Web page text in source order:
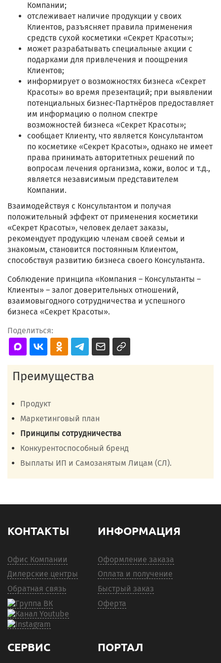
Компании;
отслеживает наличие продукции у своих
Клиентов, разъясняет правила применения
средств сухой косметики «Секрет Красоты»;
может разрабатывать специальные акции с
подарками для привлечения и поощрения
Клиентов;
информирует о возможностях бизнеса «Секрет
Красоты» во время презентаций; при выявлении
потенциальных бизнес-Партнёров предоставляет
им информацию о полном спектре
возможностей бизнеса «Секрет Красоты»;
сообщает Клиенту, что является Консультантом
по косметике «Секрет Красоты», однако не имеет
права принимать авторитетных решений по
вопросам лечения организма, кожи, волос и т.д.,
является независимым представителем
Компании.
Взаимодействуя с Консультантом и получая
положительный эффект от применения косметики
«Секрет Красоты», человек делает заказы,
рекомендует продукцию членам своей семьи и
знакомым, становится постоянным Клиентом,
способствуя развитию бизнеса своего Консультанта.
Соблюдение принципа «Компания – Консультанты –
Клиенты» – залог доверительных отношений,
взаимовыгодного сотрудничества и успешного
бизнеса «Секрет Красоты».
Поделиться:
Преимущества
Продукт
Маркетинговый план
Принципы сотрудничества
Конкурентоспособный бренд
Выплаты ИП и Самозанятым Лицам (СЛ).
КОНТАКТЫ
Офис Компании
Дилерские центры
Обратная связь
ИНФОРМАЦИЯ
Оформление заказа
Оплата и получение
Быстрый заказ
Оферта
СЕРВИС ПОРТАЛ